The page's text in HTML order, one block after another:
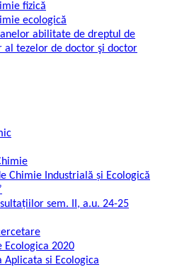
fizică
ecologică
abilitate de dreptul de
al tezelor de doctor şi doctor
Chimie Industrială și Ecologică
sem. II, a.u. 24-25
Ecologica 2020
Aplicata si Ecologica